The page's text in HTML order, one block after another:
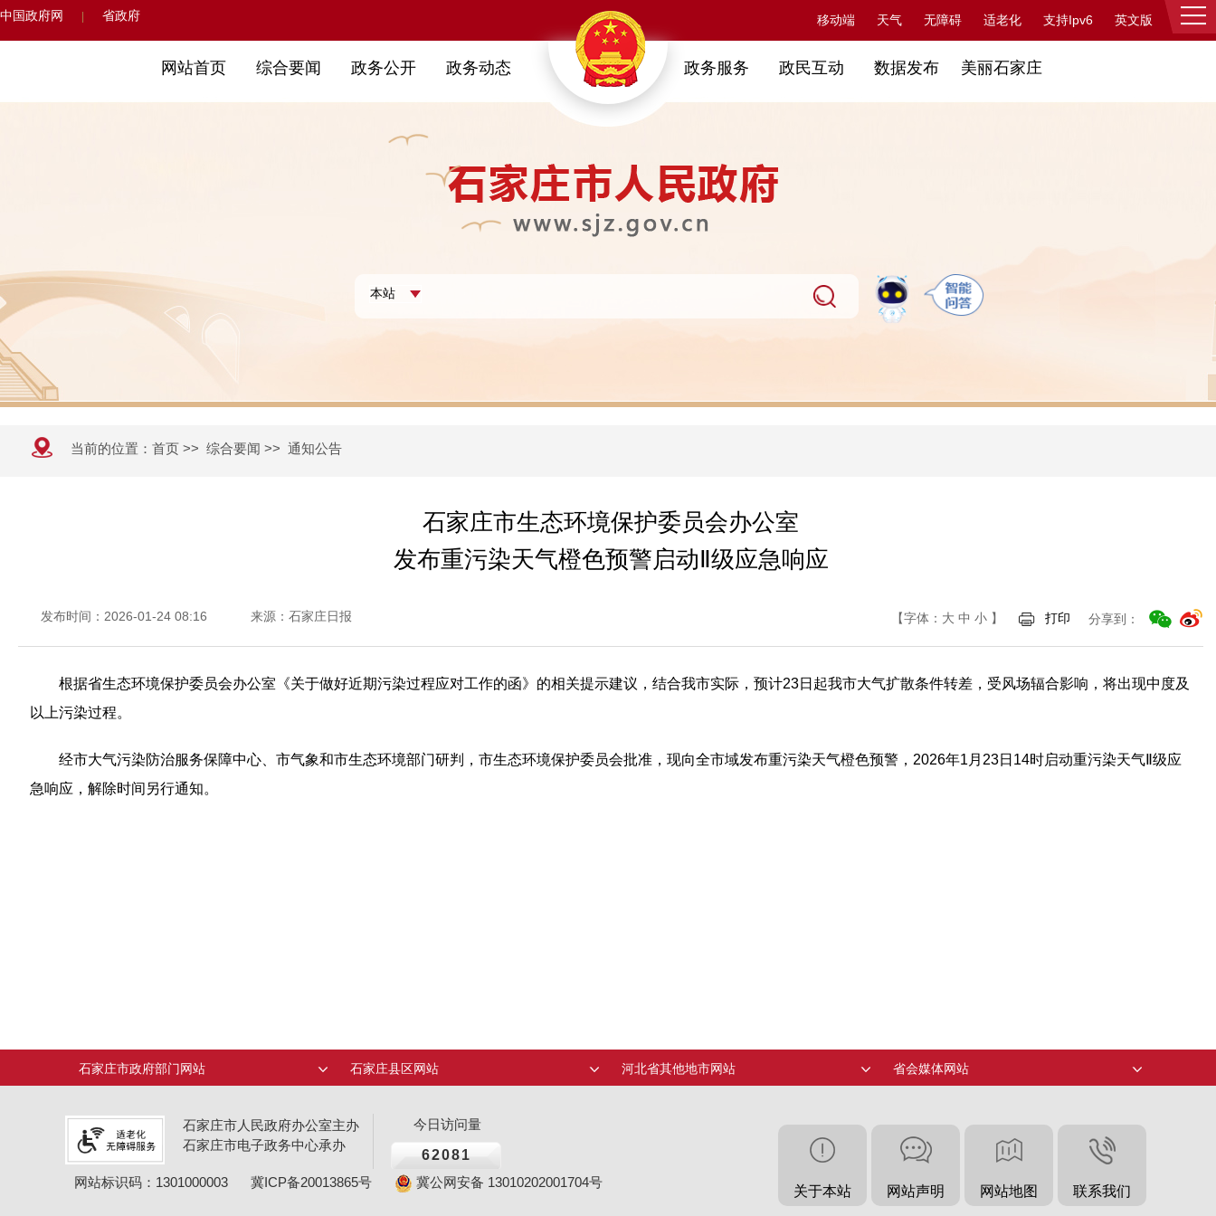
中国政府网 省政府 移动端 天气 无障碍 适老化 支持Ipv6 英文版 登录
网站首页 综合要闻 政务公开 政务动态 政务服务 政民互动 数据发布 美丽石家庄
当前的位置： 首页 >> 综合要闻 >> 通知公告
石家庄市生态环境保护委员会办公室
发布重污染天气橙色预警启动Ⅱ级应急响应
发布时间：2026-01-24 08:16 来源：石家庄日报 【字体： 大 中 小 】 打印 分享到：
根据省生态环境保护委员会办公室《关于做好近期污染过程应对工作的函》的相关提示建议，结合我市实际，预计23日起我市大气扩散条件转差，受风场辐合影响，将出现中度及
以上污染过程。
经市大气污染防治服务保障中心、市气象和市生态环境部门研判，市生态环境保护委员会批准，现向全市域发布重污染天气橙色预警，2026年1月23日14时启动重污染天气Ⅱ级应
急响应，解除时间另行通知。